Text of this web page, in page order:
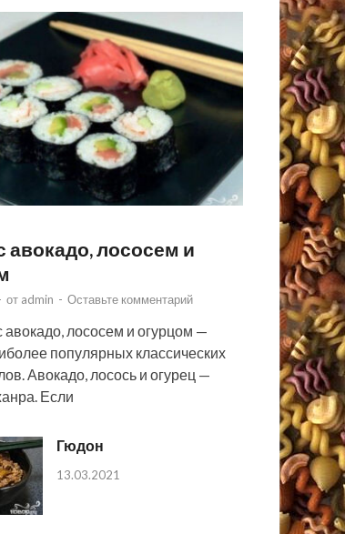
авокадо, лососем и
от admin - Оставьте комментарий
авокадо, лососем и огурцом —
популярных классических
Авокадо, лосось и огурец —
Если
Гюдон
13.03.2021